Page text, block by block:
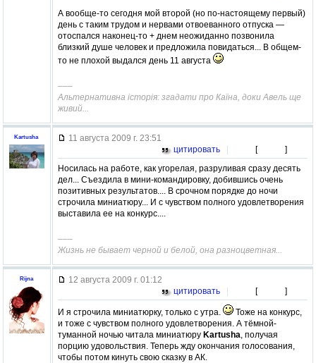
А вообще-то сегодня мой второй (но по-настоящему первый)
день с таким трудом и нервами отвоеванного отпуска —
отоспался наконец-то + днем неожиданно позвонила
близкий душе человек и предложила повидаться... В общем-
то не плохой выдался день 11 августа
–––
Альтернативна історія: згадати про Каїна, доки Авель ще
живий...
Kartusha
11 августа 2009 г. 23:51
цитировать
| [
]
Носилась на работе, как угорелая, разруливая сразу десять
дел... Съездила в мини-командировку, добившись очень
позитивных результатов.... В срочном порядке до ночи
строчила миниатюру... И с чувством полного удовлетворения
выставила ее на конкурс....
–––
Жизнь не бывает черной и белой, она разноцветная...
Rijna
12 августа 2009 г. 01:12
цитировать
| [ ]
И я строчила миниатюрку, только с утра.
Тоже на конкурс,
и тоже с чувством полного удовлетворения. А тёмной-
туманной ночью читала миниатюру Kartusha, получая
порцию удовольствия. Теперь жду окончания голосования,
чтобы потом кинуть свою сказку в АК.